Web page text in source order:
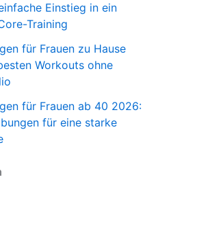
Einstieg in ein
Training
für Frauen zu Hause
Workouts ohne
für Frauen ab 40 2026:
für eine starke